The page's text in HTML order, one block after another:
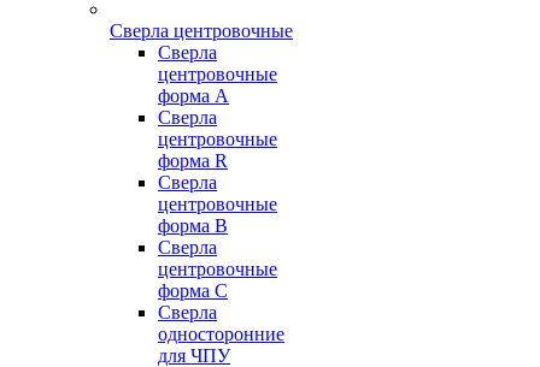
Сверла центровочные
Сверла
центровочные
форма A
Сверла
центровочные
форма R
Сверла
центровочные
форма B
Сверла
центровочные
форма C
Сверла
односторонние
для ЧПУ